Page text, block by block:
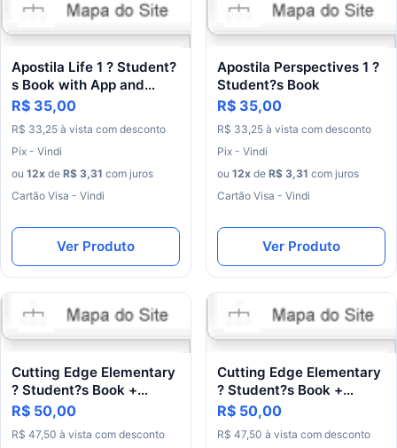
Apostila Life 1 ? Student?
s Book with App and
MyLife Online (American)
? 2ª Edição
R$ 35,00
R$ 33,25 à vista com desconto
Pix - Vindi
ou 12x de R$ 3,31 com juros
Cartão Visa - Vindi
Ver Produto
Apostila Perspectives 1 ?
Student?s Book
R$ 35,00
R$ 33,25 à vista com desconto
Pix - Vindi
ou 12x de R$ 3,31 com juros
Cartão Visa - Vindi
Ver Produto
Cutting Edge Elementary
? Student?s Book +
Workbook
R$ 50,00
R$ 47,50 à vista com desconto
Cutting Edge Elementary
? Student?s Book +
Workbook
R$ 50,00
R$ 47,50 à vista com desconto